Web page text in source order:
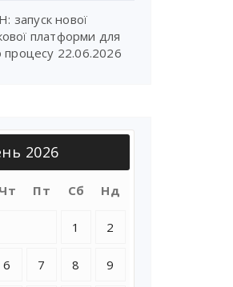
запуск нової
платформи для
процесу 22.06.2026
2026
Чт Пт Сб Нд
1 2
6 7 8 9